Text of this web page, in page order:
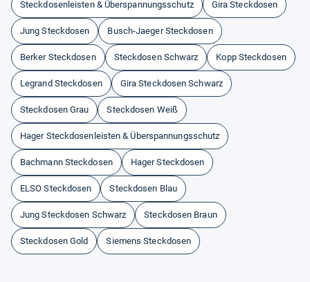
Steckdosenleisten & Überspannungsschutz Gira Steckdosen
Jung Steckdosen Busch-Jaeger Steckdosen
Berker Steckdosen Steckdosen Schwarz Kopp Steckdosen
Legrand Steckdosen Gira Steckdosen Schwarz
Steckdosen Grau Steckdosen Weiß
Hager Steckdosenleisten & Überspannungsschutz
Bachmann Steckdosen Hager Steckdosen
ELSO Steckdosen Steckdosen Blau
Jung Steckdosen Schwarz Steckdosen Braun
Steckdosen Gold Siemens Steckdosen